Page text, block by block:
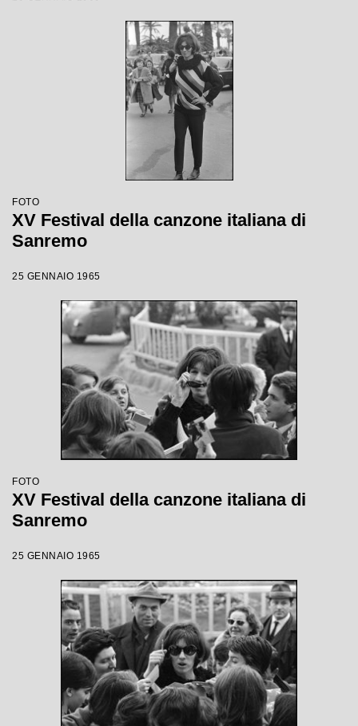
FOTO
XV Festival della canzone italiana di
Sanremo
25 GENNAIO 1965
FOTO
XV Festival della canzone italiana di
Sanremo
25 GENNAIO 1965